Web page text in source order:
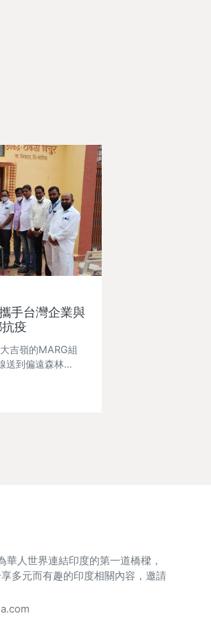
手台灣企業與
疫
吉嶺的MARG組
送到偏遠森林…
人世界連結印度的第一道橋樑，
多元而有趣的印度相關內容，邀請